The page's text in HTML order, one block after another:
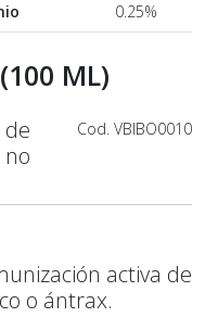
0.25%
ML)
Cod. VBIBO0010
activa de
o ántrax.